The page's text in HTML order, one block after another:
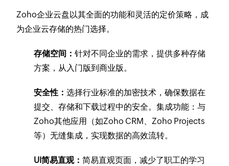
Zoho企业云盘以其全面的功能和灵活的定价策略，成
为企业云存储的热门选择。
存储空间：针对不同企业的需求，提供多种存储
方案，从入门版到商业版。
安全性：选择行业标准的加密技术，确保数据在
提交、存储和下载过程中的安全。集成功能：与
Zoho其他应用（如Zoho CRM、Zoho Projects
等）无缝集成，实现数据的高效流转。
UI简易直观：简易直观页面，减少了职工的学习